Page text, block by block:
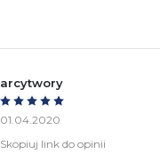
arcytwory
01.04.2020
Skopiuj link do opinii